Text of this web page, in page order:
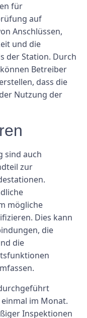
für
auf
Anschlüssen,
und die
der Station. Durch
Betreiber
dass die
Nutzung der
sind auch
zur
mögliche
Dies kann
die
die
im Monat.
Inspektionen